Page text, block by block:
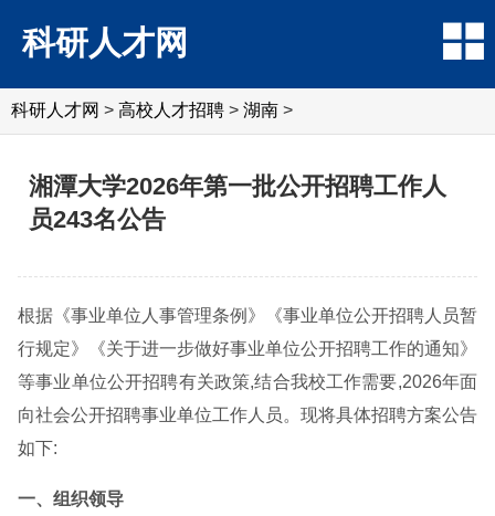
科研人才网
科研人才网 > 高校人才招聘 > 湖南 >
湘潭大学2026年第一批公开招聘工作人
员243名公告
根据《事业单位人事管理条例》《事业单位公开招聘人员暂
行规定》《关于进一步做好事业单位公开招聘工作的通知》
等事业单位公开招聘有关政策,结合我校工作需要,2026年面
向社会公开招聘事业单位工作人员。现将具体招聘方案公告
如下:
一、组织领导